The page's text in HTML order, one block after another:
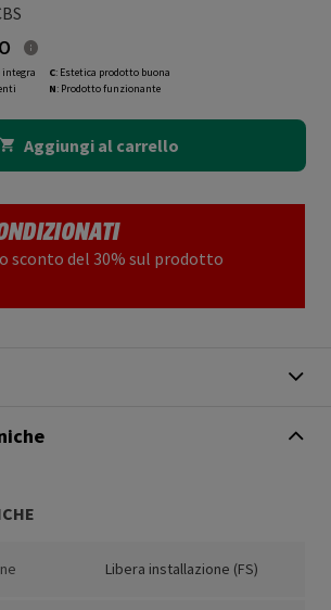
integra
C: Estetica prodotto buona
N: Prodotto funzionante
Aggiungi al carrello
sconto del 30% sul prodotto
Libera installazione (FS)